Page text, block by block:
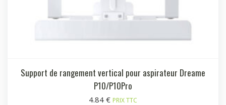
Support de rangement vertical pour aspirateur Dreame
P10/P10Pro
4.84 € PRIX TTC